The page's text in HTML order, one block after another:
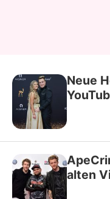
Neue
alten